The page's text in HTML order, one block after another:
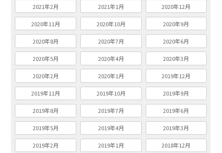
2021年2月 2021年1月 2020年12月
2020年11月 2020年10月 2020年9月
2020年8月 2020年7月 2020年6月
2020年5月 2020年4月 2020年3月
2020年2月 2020年1月 2019年12月
2019年11月 2019年10月 2019年9月
2019年8月 2019年7月 2019年6月
2019年5月 2019年4月 2019年3月
2019年2月 2019年1月 2018年12月